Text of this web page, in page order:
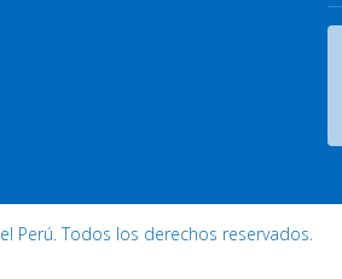
Perú. Todos los derechos reservados.